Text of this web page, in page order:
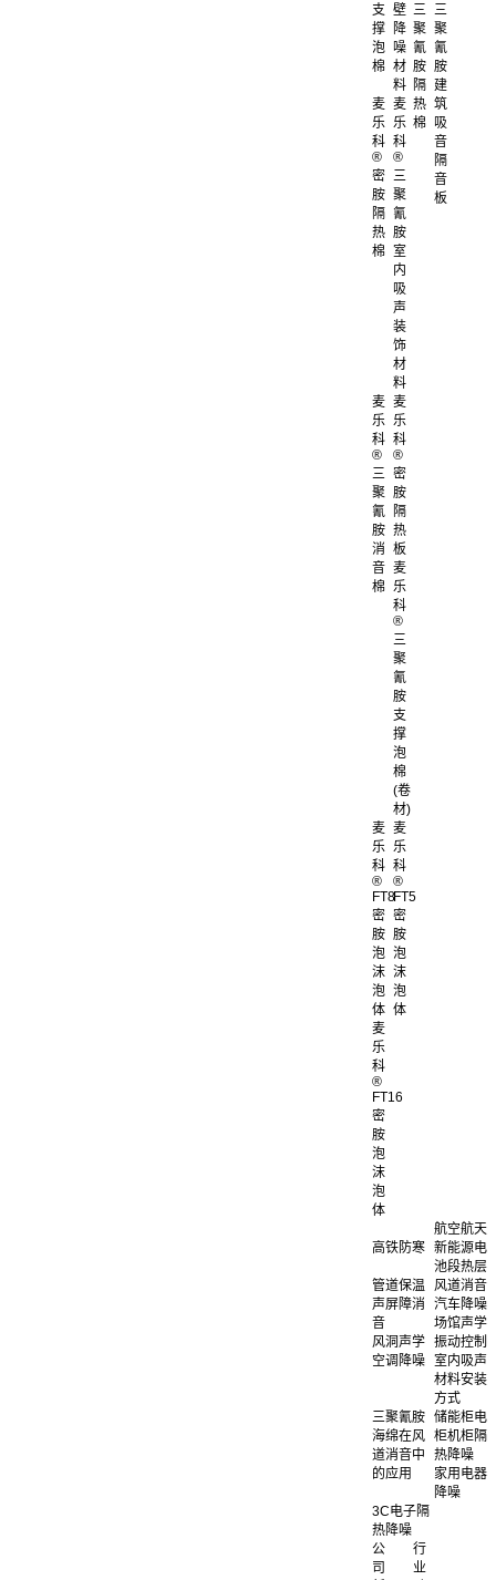
支
撑
泡
棉
壁
降
噪
材
料
麦
乐
科
®
密
胺
隔
热
棉
麦
乐
科
®
三
聚
氰
胺
室
内
吸
声
装
饰
材
料
麦
乐
科
®
三
聚
氰
胺
消
音
棉
麦
乐
科
®
密
胺
隔
热
板
麦
乐
科
®
三
聚
氰
胺
支
撑
泡
棉
(卷
材)
麦
乐
科
®
FT8
密
胺
泡
沫
泡
体
麦
乐
科
®
FT5
密
胺
泡
沫
泡
体
麦
乐
科
®
FT16
密
胺
泡
沫
泡
体
三
聚
氰
胺
隔
热
棉
三
聚
氰
胺
建
筑
吸
音
隔
音
板
航空航天
高铁防寒 新能源电
池段热层
管道保温
风道消音
声屏障消
音
汽车降噪
场馆声学
风洞声学 振动控制
空调降噪 室内吸声
材料安装
方式
三聚氰胺
海绵在风
道消音中
的应用
储能柜电
柜机柜隔
热降噪
家用电器
降噪
3C电子隔
热降噪
公
司
行
业